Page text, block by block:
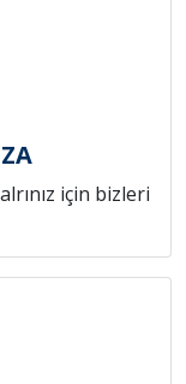
için bizleri